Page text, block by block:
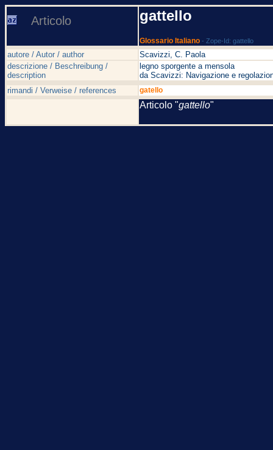
Articolo gattello
Glossario Italiano - Zope-Id: gattello
autore / Autor / author
Scavizzi, C. Paola
descrizione / Beschreibung /
description
legno sporgente a mensola
da Scavizzi: Navigazione e
rimandi / Verweise / references
gatello
Articolo "gattello"